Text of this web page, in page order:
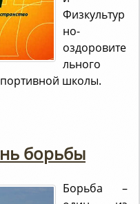
Физкультур
но-
оздоровите
льного
школы.
борьбы
Борьба –